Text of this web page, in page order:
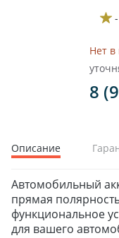
-
Нет
8
Описание
Автомобильный
прямая
функциональное
для вашего